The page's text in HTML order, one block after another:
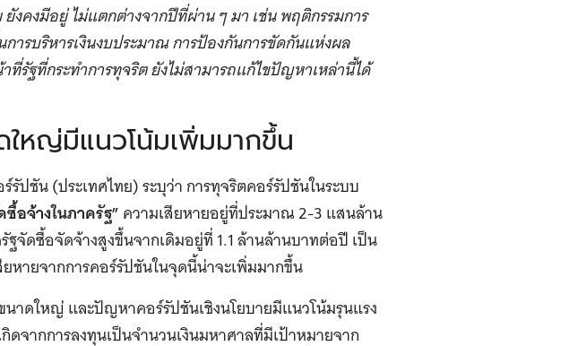
งคงมีอยู่ ไม่แตกต่างจากปีที่ผ่าน ๆ มา เช่น พฤติกรรมการ
การบริหารเงินงบประมาณ การป้องกันการขัดกันแห่งผล
ที่รัฐที่กระทำการทุจริต ยังไม่สามารถแก้ไขปัญหาเหล่านี้ได้
ใหญ่มีแนวโน้มเพิ่มมากขึ้น
ปชัน (ประเทศไทย) ระบุว่า การทุจริตคอร์รัปชันในระบบ
ซื้อจ้างในภาครัฐ”ความเสียหายอยู่ที่ประมาณ 2-3 แสนล้าน
จัดซื้อจัดจ้างสูงขึ้นจากเดิมอยู่ที่ 1.1 ล้านล้านบาทต่อปี เป็น
ายจากการคอร์รัปชันในจุดนี้น่าจะเพิ่มมากขึ้น
นาดใหญ่ และปัญหาคอร์รัปชันเชิงนโยบายมีแนวโน้มรุนแรง
ดจากการลงทุนเป็นจำนวนเงินมหาศาลที่มีเป้าหมายจาก